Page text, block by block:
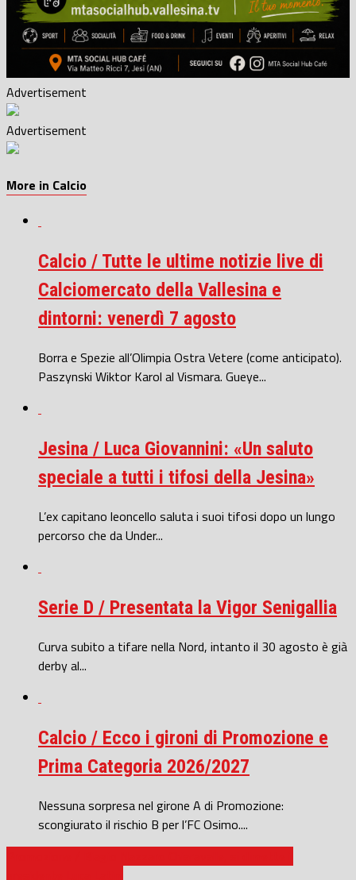
Advertisement
Advertisement
More in Calcio
Calcio / Tutte le ultime notizie live di
Calciomercato della Vallesina e
dintorni: venerdì 7 agosto
Borra e Spezie all’Olimpia Ostra Vetere (come anticipato).
Paszynski Wiktor Karol al Vismara. Gueye...
Jesina / Luca Giovannini: «Un saluto
speciale a tutti i tifosi della Jesina»
L’ex capitano leoncello saluta i suoi tifosi dopo un lungo
percorso che da Under...
Serie D / Presentata la Vigor Senigallia
Curva subito a tifare nella Nord, intanto il 30 agosto è già
derby al...
Calcio / Ecco i gironi di Promozione e
Prima Categoria 2026/2027
Nessuna sorpresa nel girone A di Promozione:
scongiurato il rischio B per l’FC Osimo....